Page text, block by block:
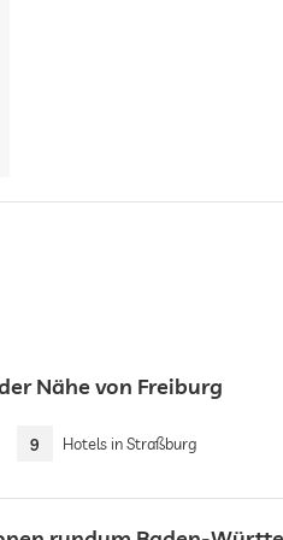
Nähe von Freiburg
9 Hotels in Straßburg